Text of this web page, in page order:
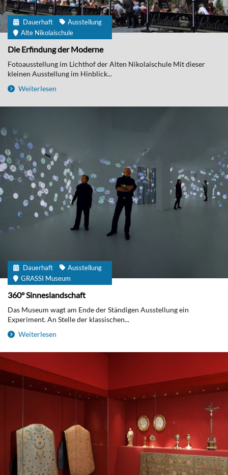
Dauerhaft
Ausstellung
Alte Nikolaischule
Die Erfindung der Moderne
Fotoausstellung im Lichthof der Alten Nikolaischule Mit dieser
kleinen Ausstellung im Hinblick...
Weiterlesen
Dauerhaft
Ausstellung
GRASSI Museum
360° Sinneslandschaft
Das Museum wagt am Ende der Ständigen Ausstellung ein
Experiment. An Stelle der klassischen...
Weiterlesen